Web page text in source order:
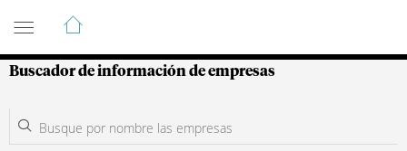
Guía de Empresas Colombianas
Buscador de información de empresas